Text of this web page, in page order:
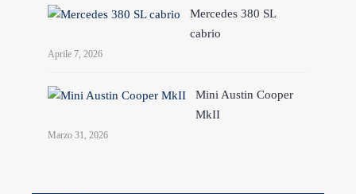
Mercedes 380 SL
cabrio
Aprile 7, 2026
Mini Austin Cooper
MkII
Marzo 31, 2026